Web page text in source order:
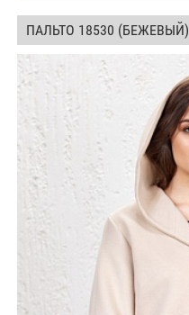
ПАЛЬТО 18530 (БЕЖЕВЫЙ)